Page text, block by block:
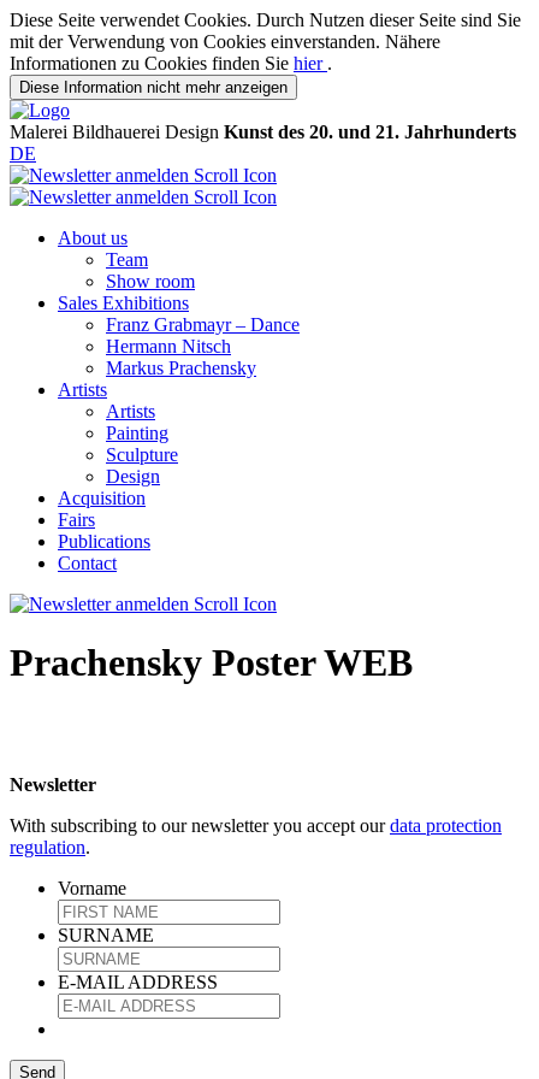
Diese Seite verwendet Cookies. Durch Nutzen dieser Seite sind Sie
mit der Verwendung von Cookies einverstanden. Nähere
Informationen zu Cookies finden Sie hier .
Diese Information nicht mehr anzeigen
Malerei Bildhauerei Design Kunst des 20. und 21. Jahrhunderts
DE
About us
Team
Show room
Sales Exhibitions
Franz Grabmayr – Dance
Hermann Nitsch
Markus Prachensky
Artists
Artists
Painting
Sculpture
Design
Acquisition
Fairs
Publications
Contact
Prachensky Poster WEB
Newsletter
With subscribing to our newsletter you accept ourdata protection
regulation.
Vorname
SURNAME
E-MAIL ADDRESS